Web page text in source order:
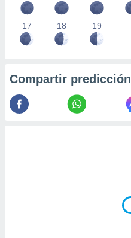
17 18 19
Compartir predicción